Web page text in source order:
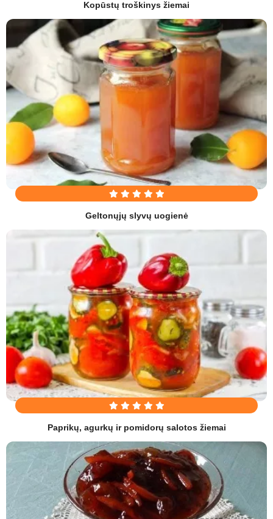
Kopūstų troškinys žiemai
Geltonųjų slyvų uogienė
Paprikų, agurkų ir pomidorų salotos žiemai